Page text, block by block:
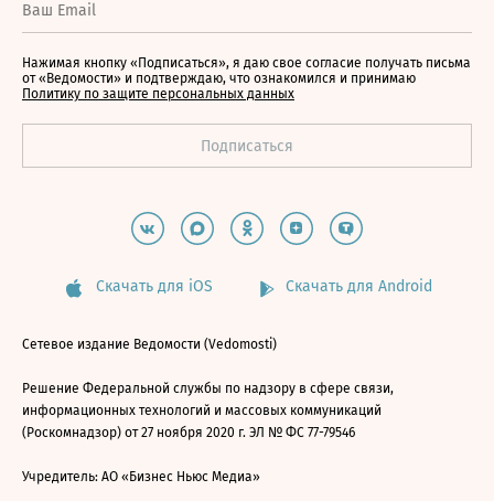
Нажимая кнопку «Подписаться», я даю свое согласие получать письма
от «Ведомости» и подтверждаю, что ознакомился и принимаю
Политику по защите персональных данных
Скачать для iOS Скачать для Android
Сетевое издание Ведомости (Vedomosti)
Решение Федеральной службы по надзору в сфере связи,
информационных технологий и массовых коммуникаций
(Роскомнадзор) от 27 ноября 2020 г. ЭЛ № ФС 77-79546
Учредитель: АО «Бизнес Ньюс Медиа»